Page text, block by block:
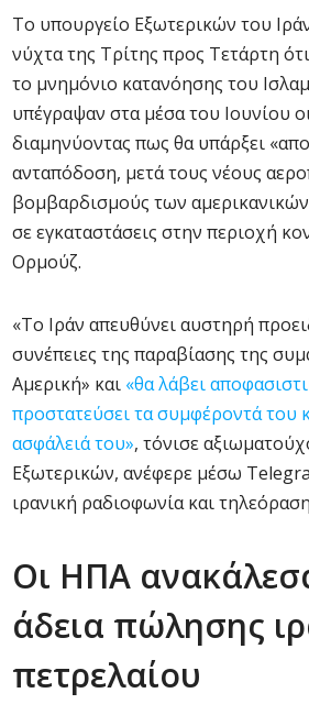
Το υπουργείο Εξωτερικών του
νύχτα της Τρίτης προς Τετάρτη
το μνημόνιο κατανόησης του
υπέγραψαν στα μέσα του Ιουνίου
διαμηνύοντας πως θα υπάρξει
ανταπόδοση, μετά τους νέους
βομβαρδισμούς των
σε εγκαταστάσεις στην περιοχή
Ορμούζ.
«Το Ιράν απευθύνει αυστηρή
συνέπειες της παραβίασης της
Αμερική» και «θα λάβει
προστατεύσει τα συμφέροντά του
ασφάλειά του», τόνισε
Εξωτερικών, ανέφερε μέσω
ιρανική ραδιοφωνία και
Οι ΗΠΑ
άδεια πώλησης
πετρελαίου